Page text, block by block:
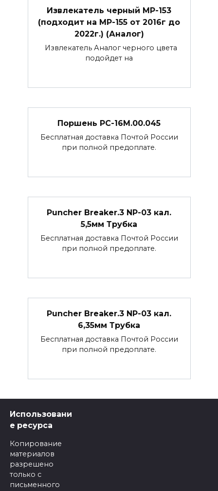
Извлекатель черный МР-153
(подходит на МР-155 от 2016г до
2022г.) (Аналог)
Извлекатель Аналог черного цвета
подойдет на
Поршень РС-16М.00.045
Бесплатная доставка Почтой России
при полной предоплате.
Puncher Breaker.3 NP-03 кал.
5,5мм Трубка
Бесплатная доставка Почтой России
при полной предоплате.
Puncher Breaker.3 NP-03 кал.
6,35мм Трубка
Бесплатная доставка Почтой России
при полной предоплате.
Использовани
е ресурса
Копирование
материалов
разрешено
только с
письменного